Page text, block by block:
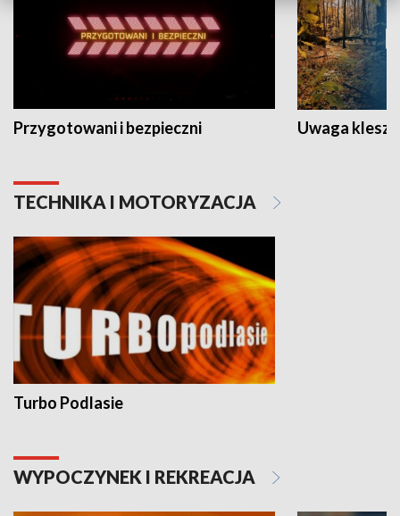
Przygotowani i bezpieczni Uwaga
TECHNIKA I MOTORYZACJA
Turbo Podlasie
WYPOCZYNEK I REKREACJA